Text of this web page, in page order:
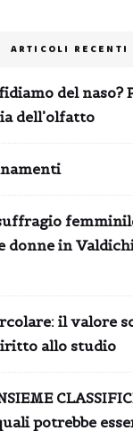
ARTICOLI RECENTI
del naso?
dell’olfatto
donne in
il valore
allo studio
potrebbe